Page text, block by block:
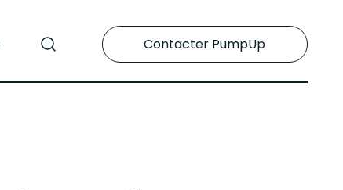
Contacter PumpUp